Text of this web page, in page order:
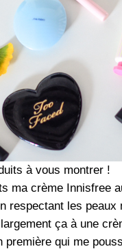
à vous montrer !
ma crème Innisfree
respectant les
ça à une
première qui me